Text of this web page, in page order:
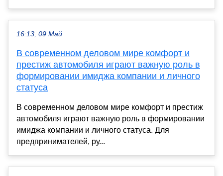
16:13, 09 Май
В современном деловом мире комфорт и
престиж автомобиля играют важную роль в
формировании имиджа компании и личного
статуса
В современном деловом мире комфорт и престиж
автомобиля играют важную роль в формировании
имиджа компании и личного статуса. Для
предпринимателей, ру...